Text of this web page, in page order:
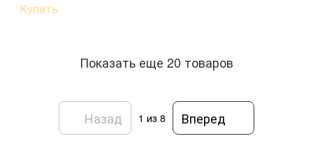
Купить
Показать еще 20 товаров
Назад 1 из 8 Вперед